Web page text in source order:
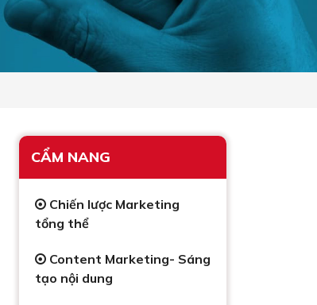
CẨM NANG
Chiến lược Marketing
tổng thể
Content Marketing- Sáng
tạo nội dung